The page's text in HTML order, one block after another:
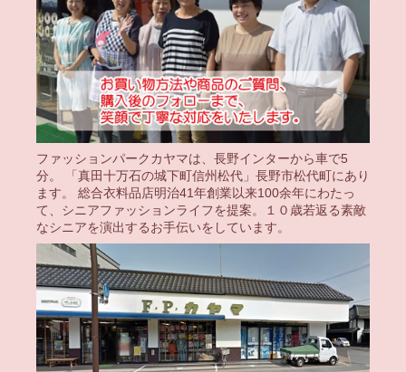
ファッションパークカヤマは、長野インターから車で5
分。 「真田十万石の城下町信州松代」長野市松代町にあり
ます。 総合衣料品店明治41年創業以来100余年にわたっ
て、シニアファッションライフを提案。１０歳若返る素敵
なシニアを演出するお手伝いをしています。